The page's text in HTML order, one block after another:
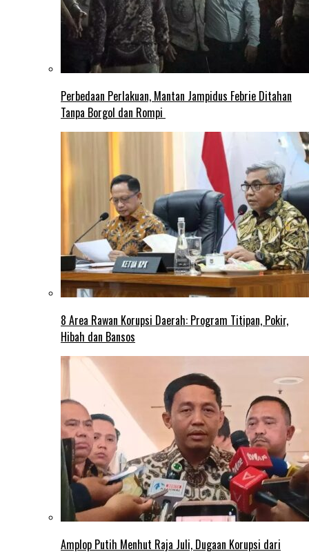
Perbedaan Perlakuan, Mantan Jampidus Febrie Ditahan
Tanpa Borgol dan Rompi
8 Area Rawan Korupsi Daerah: Program Titipan, Pokir,
Hibah dan Bansos
Amplop Putih Menhut Raja Juli, Dugaan Korupsi dari